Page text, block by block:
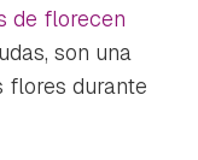
de florecen
son una
flores durante